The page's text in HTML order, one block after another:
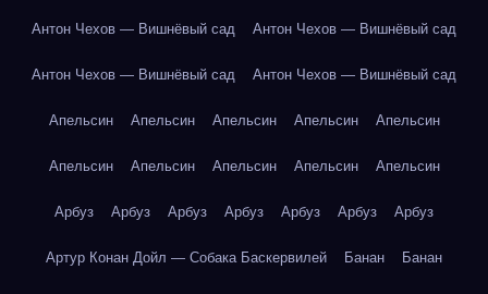
Антон Чехов — Вишнёвый сад Антон Чехов — Вишнёвый сад
Антон Чехов — Вишнёвый сад Антон Чехов — Вишнёвый сад
Апельсин Апельсин Апельсин Апельсин Апельсин
Апельсин Апельсин Апельсин Апельсин Апельсин
Арбуз Арбуз Арбуз Арбуз Арбуз Арбуз Арбуз
Артур Конан Дойл — Собака Баскервилей Банан Банан